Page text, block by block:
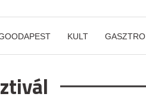
KULT GASZTRO